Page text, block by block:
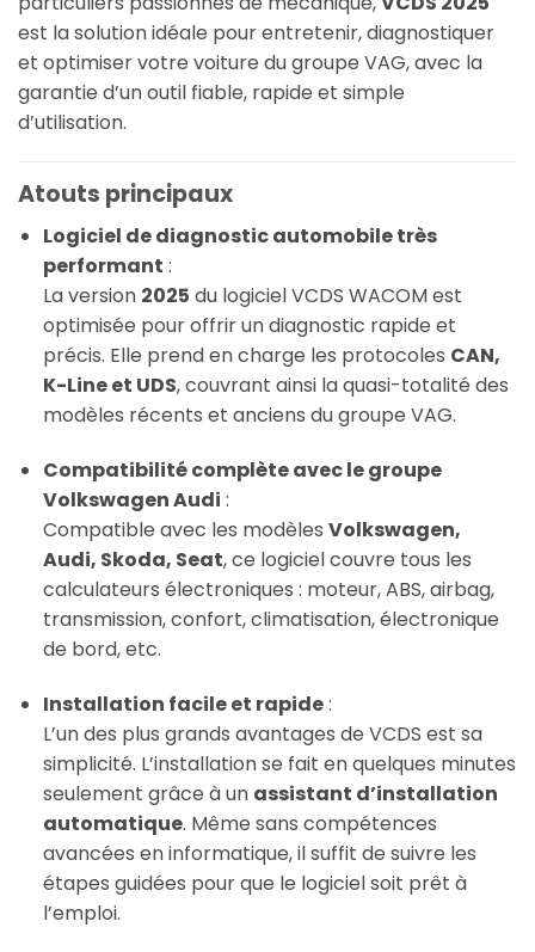
est la solution idéale pour entretenir, diagnostiquer
et optimiser votre voiture du groupe VAG, avec la
garantie d’un outil fiable, rapide et simple
d’utilisation.
Atouts principaux
Logiciel de diagnostic automobile très
performant :
La version 2025 du logiciel VCDS WACOM est
optimisée pour offrir un diagnostic rapide et
précis. Elle prend en charge les protocoles CAN,
K-Line et UDS, couvrant ainsi la quasi-totalité des
modèles récents et anciens du groupe VAG.
Compatibilité complète avec le groupe
Volkswagen Audi :
Compatible avec les modèles Volkswagen,
Audi, Skoda, Seat, ce logiciel couvre tous les
calculateurs électroniques : moteur, ABS, airbag,
transmission, confort, climatisation, électronique
de bord, etc.
Installation facile et rapide:
L’un des plus grands avantages de VCDS est sa
simplicité. L’installation se fait en quelques minutes
seulement grâce à un assistant d’installation
automatique. Même sans compétences
avancées en informatique, il suffit de suivre les
étapes guidées pour que le logiciel soit prêt à
l’emploi.